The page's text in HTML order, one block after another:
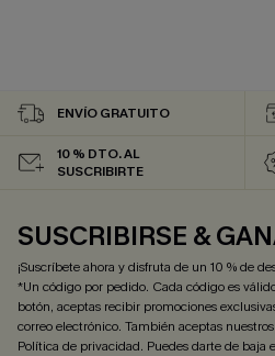
ENVÍO GRATUITO
10 % DTO. AL
SUSCRIBIRTE
SUSCRIBIRSE &
¡Suscríbete ahora y disfruta de un 10 % de
*Un código por pedido. Cada código es
botón, aceptas recibir promociones
correo electrónico. También aceptas nuestros
Política de privacidad. Puedes darte de baja